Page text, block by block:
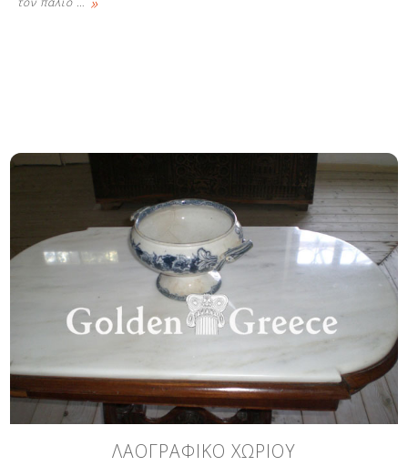
ΛΑΟΓΡΑΦΙΚΟ ΧΩΡΙΟΥ